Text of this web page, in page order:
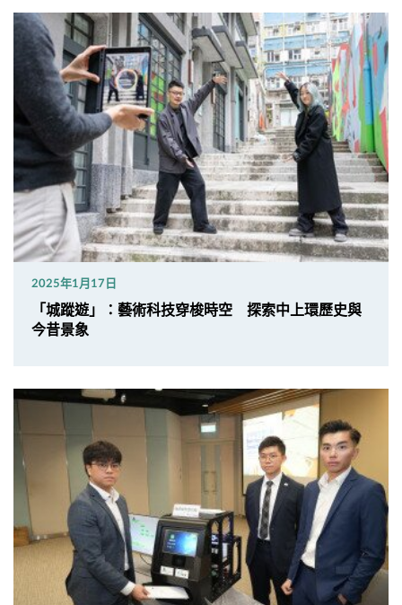
2025年1月17日
「城蹤遊」：藝術科技穿梭時空 探索中上環歷史與
今昔景象